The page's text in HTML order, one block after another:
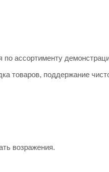
ассортименту
товаров, поддержание
возражения.